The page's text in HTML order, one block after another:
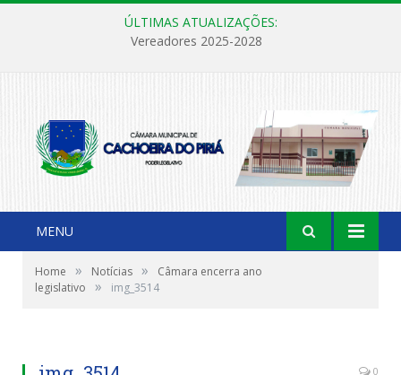
ÚLTIMAS ATUALIZAÇÕES:
Vereadores 2025-2028
MENU
Home » Notícias »
Câmara encerra ano
legislativo
» img_3514
0